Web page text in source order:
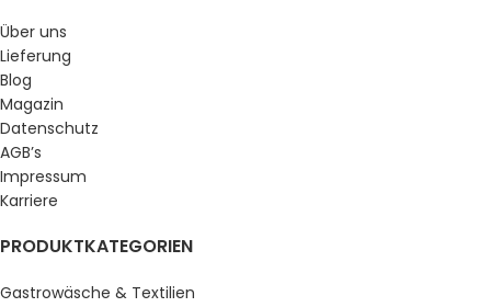
Über uns
Lieferung
Blog
Magazin
Datenschutz
AGB’s
Impressum
Karriere
PRODUKTKATEGORIEN
Gastrowäsche & Textilien